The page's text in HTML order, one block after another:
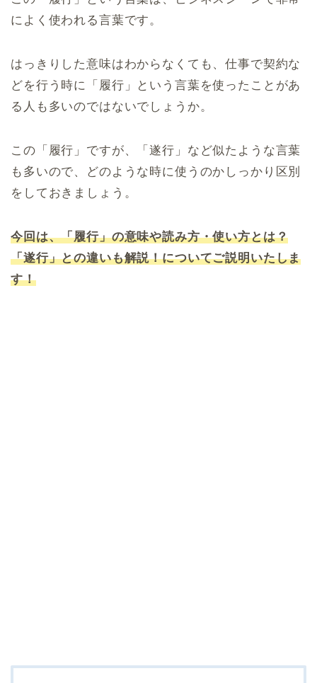
によく使われる言葉です。
はっきりした意味はわからなくても、仕事で契約な
どを行う時に「履行」という言葉を使ったことがあ
る人も多いのではないでしょうか。
この「履行」ですが、「遂行」など似たような言葉
も多いので、どのような時に使うのかしっかり区別
をしておきましょう。
今回は、「履行」の意味や読み方・使い方とは？
「遂行」との違いも解説！についてご説明いたしま
す！